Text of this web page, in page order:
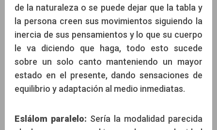
de la naturaleza o se puede dejar que la tabla y
la persona creen sus movimientos siguiendo la
inercia de sus pensamientos y lo que su cuerpo
le va diciendo que haga, todo esto sucede
sobre un solo canto manteniendo un mayor
estado en el presente, dando sensaciones de
equilibrio y adaptación al medio inmediatas.
Eslálom paralelo: Sería la modalidad parecida